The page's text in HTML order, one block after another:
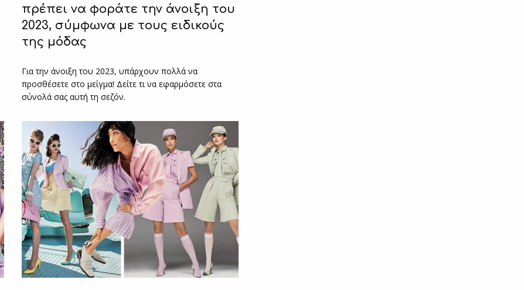
πρέπει να φοράτε την άνοιξη του
2023, σύμφωνα με τους ειδικούς
της μόδας
Για την άνοιξη του 2023, υπάρχουν πολλά να
προσθέσετε στο μείγμα! Δείτε τι να εφαρμόσετε στα
σύνολά σας αυτή τη σεζόν.